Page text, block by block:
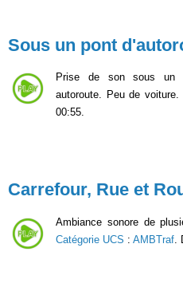
Sous un pont
Prise de son sous un
autoroute. Peu de voiture.
00:55.
Carrefour, Rue et
Ambiance sonore de
Catégorie UCS : AMBTraf